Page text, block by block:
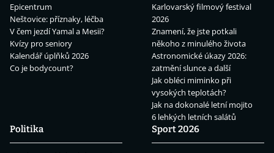
Epicentrum
Neštovice: příznaky, léčba
V čem jezdí Yamal a Mesii?
Kvízy pro seniory
Kalendář úplňků 2026
Co je bodycount?
Karlovarský filmový festival
2026
Znamení, že jste potkali
někoho z minulého života
Astronomické úkazy 2026:
zatmění slunce a další
Jak obléci miminko při
vysokých teplotách?
Jak na dokonalé letní mojito
6 lehkých letních salátů
Politika
Sport 2026